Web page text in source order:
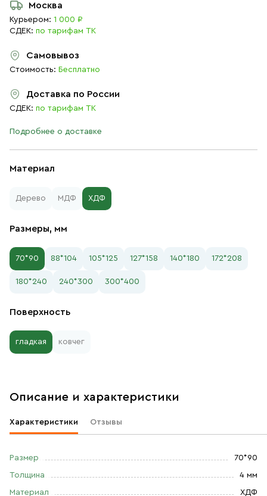
Материал
Дерево МДФ ХДФ
Размеры, мм
70*90 88*104 105*125 127*158 140*180 172*208
180*240 240*300 300*400
Поверхность
гладкая ковчег
Москва
Курьером: 1 000 ₽
СДЕК: по тарифам ТК
Самовывоз
Стоимость: Бесплатно
Доставка по России
СДЕК: по тарифам ТК
Подробнее о доставке
Описание и характеристики
Характеристики Отзывы
Размер 70*90
Толщина 4 мм
Материал ХДФ